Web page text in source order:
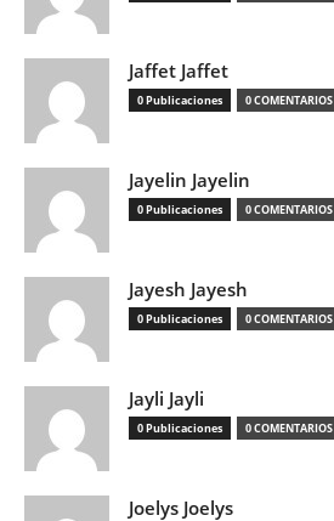
Jaffet Jaffet
0 Publicaciones 0 COMENTARIOS
Jayelin Jayelin
0 Publicaciones 0 COMENTARIOS
Jayesh Jayesh
0 Publicaciones 0 COMENTARIOS
Jayli Jayli
0 Publicaciones 0 COMENTARIOS
Joelys Joelys